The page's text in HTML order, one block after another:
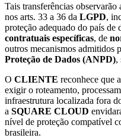
Tais transferências observarão
nos arts. 33 a 36 da LGPD,
proteção adequado do país de
contratuais específicas, de
outros mecanismos admitidos
Proteção de Dados (ANPD),
O CLIENTE reconhece que
exigir o roteamento,
infraestrutura localizada fora
a SQUARE CLOUD
nível de proteção compatível
brasileira.